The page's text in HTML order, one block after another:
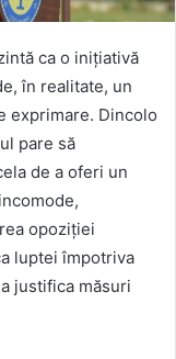
ca o inițiativă
în realitate, un
exprimare. Dincolo
pare să
de a oferi un
opoziției
luptei împotriva
justifica măsuri